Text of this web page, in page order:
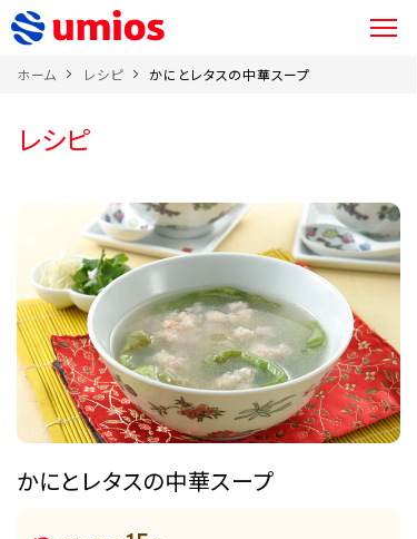
ホーム レシピ かにとレタスの中華スープ
レシピ
かにとレタスの中華スープ